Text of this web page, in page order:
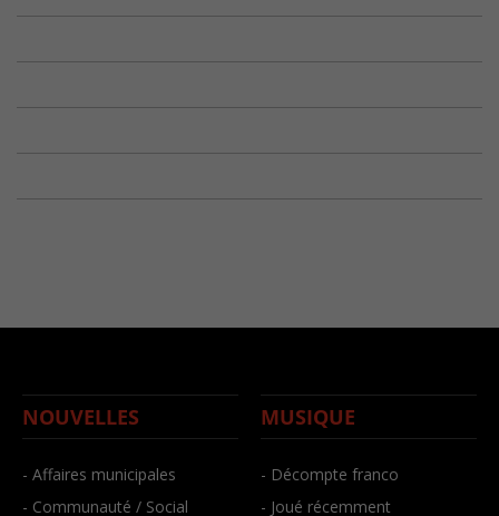
NOUVELLES
- Affaires municipales
- Communauté / Social
MUSIQUE
- Décompte franco
- Joué récemment